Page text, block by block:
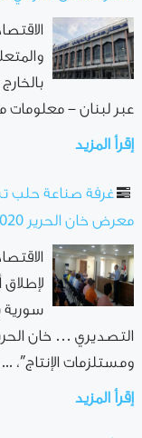
عبر لبنان –
إقرأ المزيد
غرفة صناعة حلب
معرض خان الحرير 2020 عبر موقع الكتروني
سورية
ومستلزمات الإنتاج”، ...
إقرأ المزيد